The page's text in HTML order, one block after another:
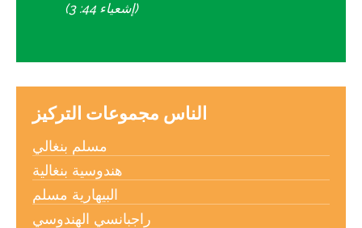
(إشعياء 44: 3)
الناس مجموعات التركيز
مسلم بنغالي
هندوسية بنغالية
البيهارية مسلم
راجبانسي الهندوسي